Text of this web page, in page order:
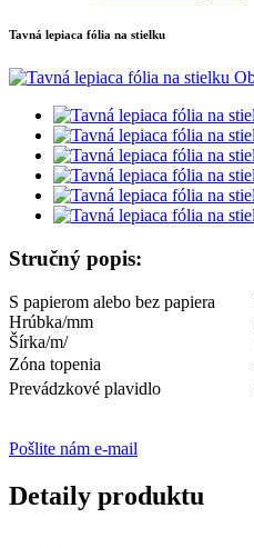
Tavná lepiaca fólia na stielku
Stručný popis:
S papierom alebo bez papiera
Hrúbka/mm
Šírka/m/
Zóna topenia
Prevádzkové plavidlo
Pošlite nám e-mail
Detaily produktu